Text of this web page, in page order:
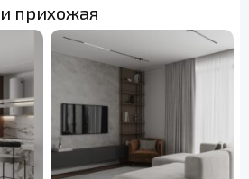
прихожая